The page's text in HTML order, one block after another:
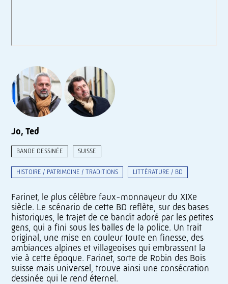
Jo, Ted
BANDE DESSINÉE SUISSE
HISTOIRE / PATRIMOINE / TRADITIONS LITTÉRATURE / BD
Farinet, le plus célèbre faux-monnayeur du XIXe
siècle. Le scénario de cette BD reflète, sur des bases
historiques, le trajet de ce bandit adoré par les petites
gens, qui a fini sous les balles de la police. Un trait
original, une mise en couleur toute en finesse, des
ambiances alpines et villageoises qui embrassent la
vie à cette époque. Farinet, sorte de Robin des Bois
suisse mais universel, trouve ainsi une consécration
dessinée qui le rend éternel.